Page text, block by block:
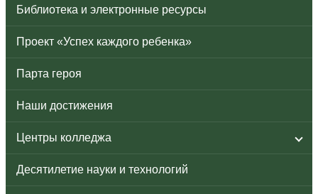
Библиотека и электронные ресурсы
Проект «Успех каждого ребенка»
Парта героя
Наши достижения
Центры колледжа
Десятилетие науки и технологий